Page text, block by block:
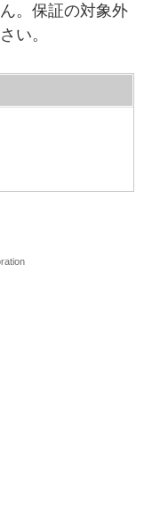
。保証の対象外
い。